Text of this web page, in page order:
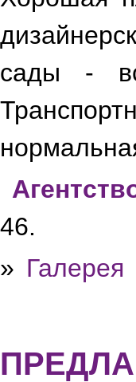
сады -
46.
» Галерея